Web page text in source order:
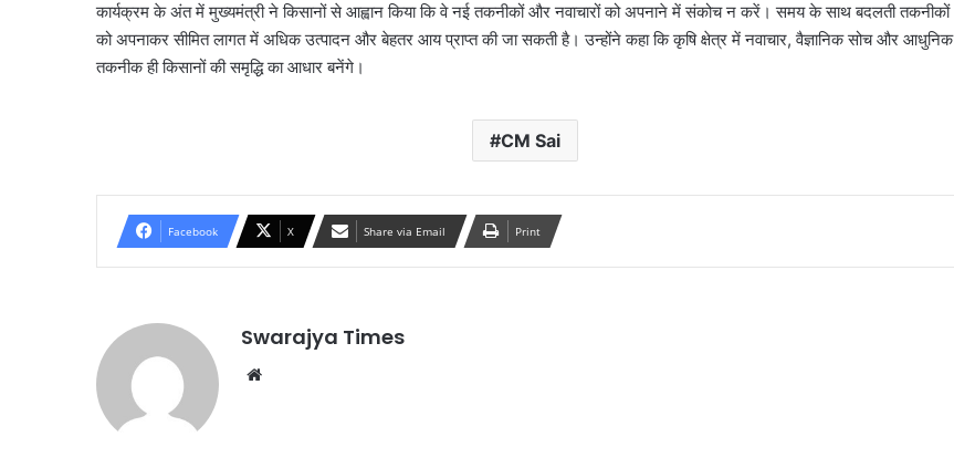
कार्यक्रम के अंत में मुख्यमंत्री ने किसानों से आह्वान किया कि वे नई तकनीकों और नवाचारों को अपनाने में संकोच न करें। समय के साथ बदलती तकनीकों
को अपनाकर सीमित लागत में अधिक उत्पादन और बेहतर आय प्राप्त की जा सकती है। उन्होंने कहा कि कृषि क्षेत्र में नवाचार, वैज्ञानिक सोच और आधुनिक
तकनीक ही किसानों की समृद्धि का आधार बनेंगे।
CM Sai
Facebook X Share via Email Print
Swarajya Times